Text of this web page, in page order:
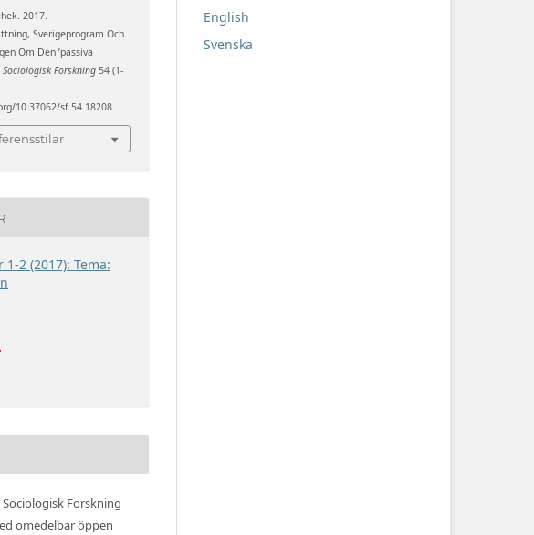
2017.
Sverigeprogram Och
Om Den ’passiva
Sociologisk Forskning 54 (1-
10.37062/sf.54.18208.
1-2 (2017): Tema:
Forskning
omedelbar öppen
English
Svenska